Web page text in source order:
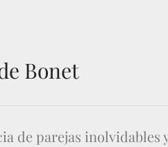
Bonet
de parejas inolvidables